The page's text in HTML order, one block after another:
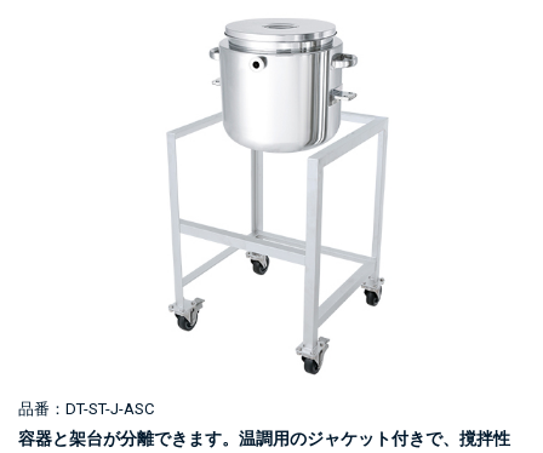
品番：DT-ST-J-ASC
容器と架台が分離できます。温調用のジャケット付きで、撹拌性